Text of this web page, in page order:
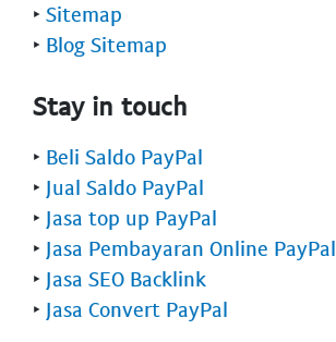
‣ Sitemap
‣ Blog Sitemap
Stay in touch
‣ Beli Saldo PayPal
‣ Jual Saldo PayPal
‣ Jasa top up PayPal
‣ Jasa Pembayaran Online PayPal
‣ Jasa SEO Backlink
‣ Jasa Convert PayPal